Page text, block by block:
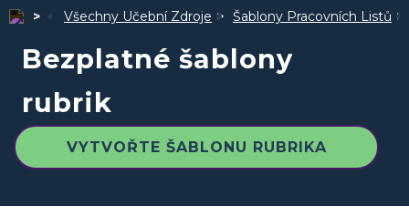
Všechny Učební Zdroje Šablony Pracovních Listů
Bezplatné šablony
rubrik
VYTVOŘTE ŠABLONU RUBRIKA